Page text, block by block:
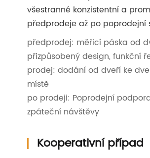
všestranné konzistentní a
předprodeje až po poprodejní
předprodej: měřicí páska od
přizpůsobený design, funkční
prodej: dodání od dveří ke
místě
po prodeji: Poprodejní
zpáteční návštěvy
Kooperativní případ